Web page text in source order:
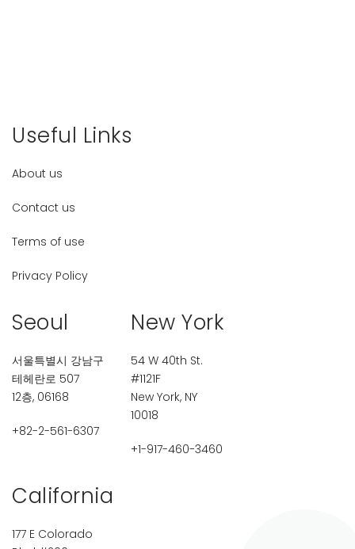
Useful Links
About us
Contact us
Terms of use
Privacy Policy
Seoul
서울특별시 강남구
테헤란로 507
12층, 06168
+82-2-561-6307
New York
54 W 40th St.
#1121F
New York, NY
10018
+1-917-460-3460
California
177 E Colorado